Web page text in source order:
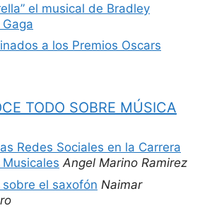
el musical de Bradley
a los Premios Oscars
TODO SOBRE MÚSICA
Redes Sociales en la Carrera
Angel Marino Ramirez
el saxofón Naimar